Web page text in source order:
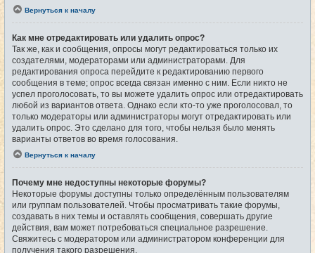
Вернуться к началу
Как мне отредактировать или удалить опрос?
Так же, как и сообщения, опросы могут редактироваться только их
создателями, модераторами или администраторами. Для
редактирования опроса перейдите к редактированию первого
сообщения в теме; опрос всегда связан именно с ним. Если никто не
успел проголосовать, то вы можете удалить опрос или отредактировать
любой из вариантов ответа. Однако если кто-то уже проголосовал, то
только модераторы или администраторы могут отредактировать или
удалить опрос. Это сделано для того, чтобы нельзя было менять
варианты ответов во время голосования.
Вернуться к началу
Почему мне недоступны некоторые форумы?
Некоторые форумы доступны только определённым пользователям
или группам пользователей. Чтобы просматривать такие форумы,
создавать в них темы и оставлять сообщения, совершать другие
действия, вам может потребоваться специальное разрешение.
Свяжитесь с модератором или администратором конференции для
получения такого разрешения.